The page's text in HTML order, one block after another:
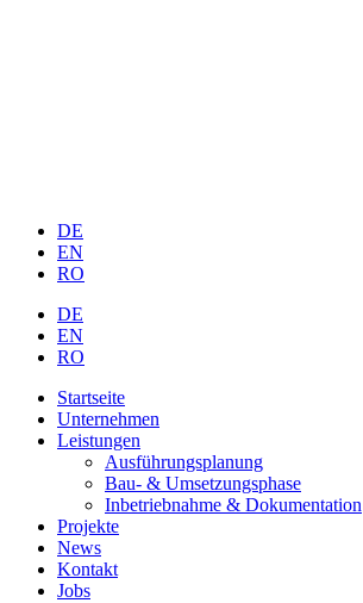
DE
EN
RO
DE
EN
RO
Startseite
Unternehmen
Leistungen
Ausführungsplanung
Bau- & Umsetzungsphase
Inbetriebnahme & Dokumentation
Projekte
News
Kontakt
Jobs